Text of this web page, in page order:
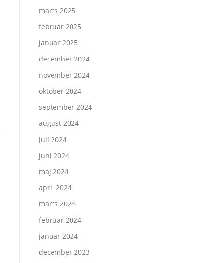
marts 2025
februar 2025
januar 2025
december 2024
november 2024
oktober 2024
september 2024
august 2024
juli 2024
juni 2024
maj 2024
april 2024
marts 2024
februar 2024
januar 2024
december 2023